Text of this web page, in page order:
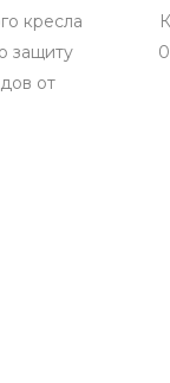
кресла
защиту
от